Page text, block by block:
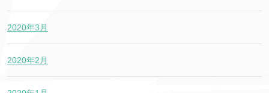
2020年3月
2020年2月